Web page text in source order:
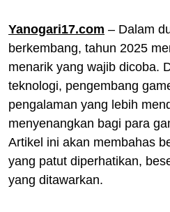
Yanogari17.com – Dalam
berkembang, tahun 2025
menarik yang wajib dicoba.
teknologi, pengembang
pengalaman yang lebih
menyenangkan bagi para
Artikel ini akan membahas
yang patut diperhatikan,
yang ditawarkan.